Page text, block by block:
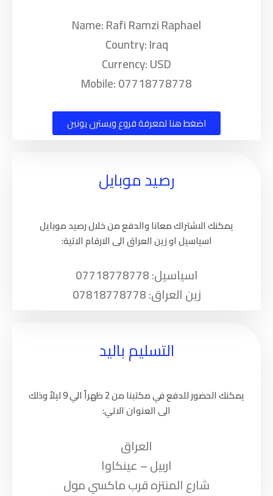
Name: Rafi Ramzi Raphael
Country: Iraq
Currency: USD
Mobile: 07718778778
اضغط هنا لمعرفة فروع ويسترن يونين
رصيد موبايل
يمكنك الاشتراك معانا والدفع من خلال رصيد موبايل
اسياسيل او زين العراق الى الارقام الاتية:
اسياسيل: 07718778778
زين العراق: 07818778778
التسليم باليد
يمكنك الحضور للدفع في مكتبنا من 2 ظهراً الي 9 ليلاً وذلك
الى العنوان الاتي:
العراق
اربيل – عينكاوا
شارع المنتزه قرب ماكسي مول